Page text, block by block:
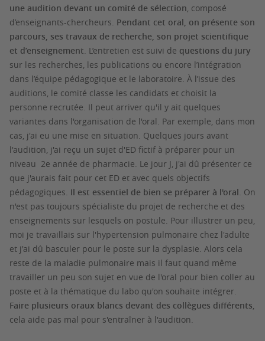
une audition devant un comité de sélection, composé
d’enseignants-chercheurs. Pendant cet oral, on présente son
parcours, ses travaux de recherche, son projet scientifique
et d’enseignement. L’entretien est suivi de questions du jury
sur les recherches, les publications ou encore l’intégration
dans l’équipe pédagogique et le laboratoire. À l’issue des
auditions, le comité classe les candidats et choisit la
personne recrutée. Il peut arriver qu'il y ait quelques
variantes dans l'organisation de l'oral. Par exemple, dans mon
cas, j'ai eu une mise en situation. Quelques jours avant
l'audition, j'ai reçu un sujet d'ED fictif à préparer pour un
niveau 2e année de pharmacie. Le jour J, j'ai dû présenter ce
que j'aurais fait pour cet ED et avec quels objectifs
pédagogiques. Il est essentiel de bien se préparer à l'oral. On
n'est pas toujours spécialiste du projet de recherche et des
enseignements sur lesquels on postule. Pour illustrer un peu,
moi je travaillais sur l'hypertension pulmonaire chez l'adulte
et j'ai dû basculer pour le poste sur la dysplasie. Alors cela
reste de la maladie pulmonaire mais il faut quand même
travailler un peu son sujet en vue de l'oral pour bien coller au
poste et à la thématique du labo qu'on souhaite intégrer.
Faire plusieurs oraux blancs devant des collègues différents,
cela aide pas mal pour s'entraîner à l'audition.